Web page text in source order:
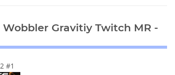
Wobbler Gravitiy Twitch MR -
#1